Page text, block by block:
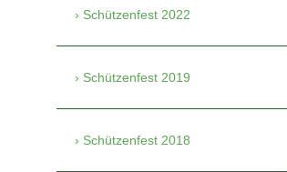
Schützenfest 2022
Schützenfest 2019
Schützenfest 2018